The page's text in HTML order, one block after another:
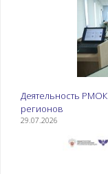
Деятельность
регионов
29.07.2026